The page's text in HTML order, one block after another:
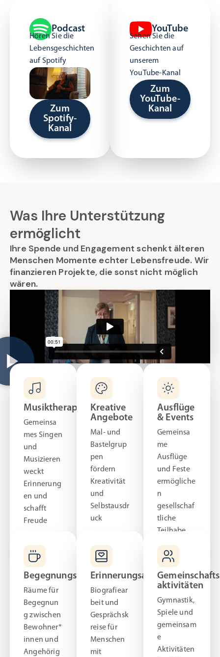
Podcast
Hören Sie die
Lebensgeschichten
auf Spotify
Zum
Spotify-
Kanal
YouTube
Sehen Sie die
Geschichten auf
unserem
YouTube-Kanal
Zum
YouTube-
Kanal
Was Ihre Unterstützung
ermöglicht
Ihre Spende und Engagement schenkt älteren
Menschen Momente echter Lebensfreude. Wir
finanzieren Projekte, die sonst nicht möglich
wären.
Musiktherapie
Gemeinsa
mes Singen
und
Musizieren
weckt
Erinnerung
en und
schafft
Freude
Kreative
Angebote
Mal- und
Bastelgrup
pen
fördern
Kreativität
und
Selbstausdr
uck
Ausflüge
& Events
Gemeinsa
me
Ausflüge
und Feste
ermögliche
n
gesellschaf
tliche
Teilhabe
Begegnungscafés
Räume für
Begegnun
g zwischen
Bewohner*
innen und
Angehörig
Erinnerungsarbeit
Biografiear
beit und
Gesprächsk
reise für
Menschen
mit
aktivitäten
Gymnastik,
Spiele und
gemeinsam
e
Aktivitäten